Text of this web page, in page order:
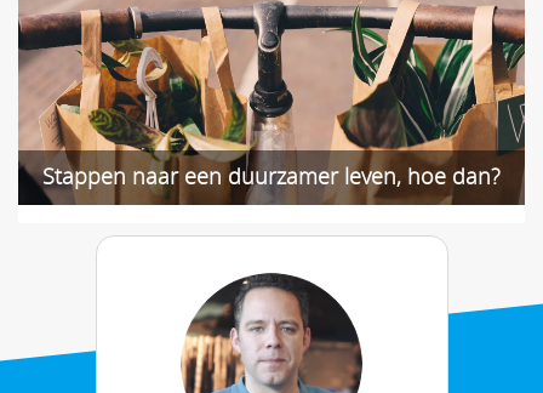
Stappen naar een duurzamer leven, hoe dan?